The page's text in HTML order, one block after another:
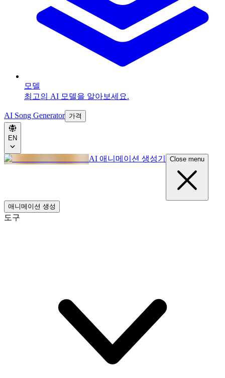
모델
최고의 AI 모델을 알아보세요.
AI Song Generator 가격
EN
AI 애니메이션 생성기 Close menu
애니메이션 생성
도구